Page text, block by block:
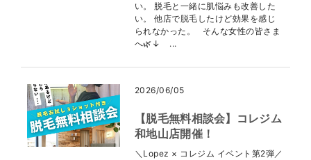
い。 脱毛と一緒に肌悩みも改善した
い。 他店で脱毛したけど効果を感じ
られなかった。 そんな女性の皆さま
へ🌿↓ ...
2026/06/05
【脱毛無料相談会】コレジム
和地山店開催！
＼Lopez × コレジム イベント第2弾／